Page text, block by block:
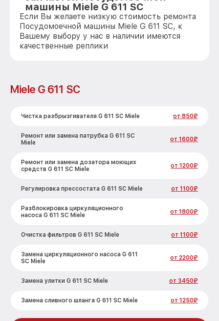
машины Miele G 611 SC
Если Вы желаете низкую стоимость ремонта
Посудомоечной машины Miele G 611 SC, к
Вашему выбору у нас в наличии имеются
качественные реплики
Miele G 611 SC
Чистка разбрызгивателя G 611 SC Miele от 850₽
Ремонт или замена патрубка G 611 SC
Miele
от 1600₽
Ремонт или замена дозатора моющих
средств G 611 SC Miele
от 1200₽
Регулировка прессостата G 611 SC Miele от 1100₽
Разблокировка циркуляционного
насоса G 611 SC Miele
от 1800₽
Очистка фильтров G 611 SC Miele от 1100₽
Замена циркуляционного насоса G 611
SC Miele
от 2200₽
Замена улитки G 611 SC Miele от 3450₽
Замена сливного шланга G 611 SC Miele от 1250₽